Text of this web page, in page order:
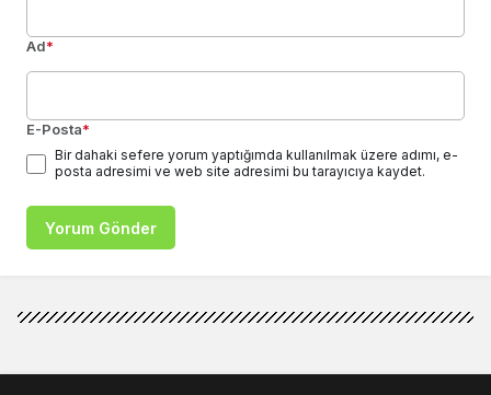
Ad*
E-Posta*
Bir dahaki sefere yorum yaptığımda kullanılmak üzere adımı, e-
posta adresimi ve web site adresimi bu tarayıcıya kaydet.
Yorum Gönder